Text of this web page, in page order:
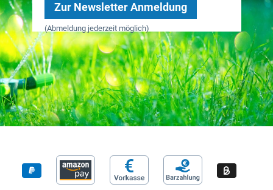
Zur Newsletter Anmeldung
(Abmeldung jederzeit möglich)